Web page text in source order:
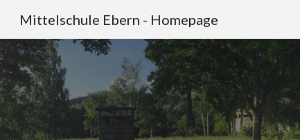
Mittelschule Ebern - Homepage